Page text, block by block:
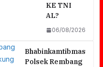
KE TNI
AL?
06/08/2026
Bhabinkamtibmas
Polsek Rembang